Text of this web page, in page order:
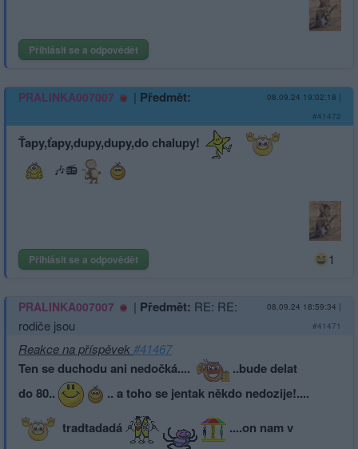
Přihlásit se a odpovědět
PRALINKA007007 | Předmět: 08.09.24 19:02:18 |
#41472
Ťapy,ťapy,dupy,du­py,do chalupy!
🎶📻
Přihlásit se a odpovědět 1
PRALINKA007007 | Předmět: RE: RE:
rodiče jsou
08.09.24 18:59:34 |
#41471
Reakce na příspěvek#41467
Ten se duchodu ani nedočká....
..bude delat
do 80..
.. a toho se jentak někdo nedozije!....
tradtadadá
....on nam v